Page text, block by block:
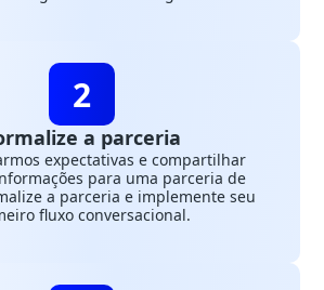
2
a parceria
expectativas e compartilhar
para uma parceria de
a parceria e implemente seu
fluxo conversacional.